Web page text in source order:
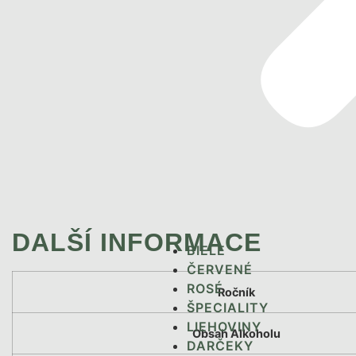
BIELE
ČERVENÉ
ROSÉ
ŠPECIALITY
LIEHOVINY
DARČEKY
DALŠÍ INFORMACE
Ročník
Obsah Alkoholu